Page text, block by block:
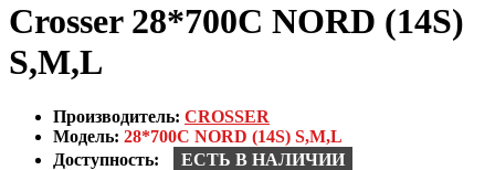
Crosser 28*700С NORD (14S)
S,M,L
Производитель: CROSSER
Модель: 28*700С NORD (14S) S,M,L
Доступность:
ЕСТЬ В НАЛИЧИИ